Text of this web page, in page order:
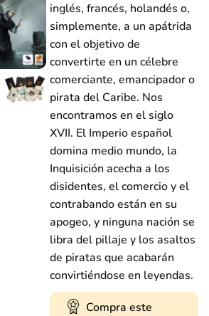
inglés, francés, holandés o,
simplemente, a un apátrida
con el objetivo de
convertirte en un célebre
comerciante, emancipador o
pirata del Caribe. Nos
encontramos en el siglo
XVII. El Imperio español
domina medio mundo, la
Inquisición acecha a los
disidentes, el comercio y el
contrabando están en su
apogeo, y ninguna nación se
libra del pillaje y los asaltos
de piratas que acabarán
convirtiéndose en leyendas.
Compra este